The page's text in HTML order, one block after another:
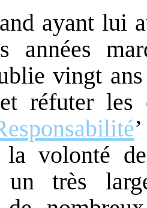
ayant lui
années
vingt
réfuter les
volonté
un très